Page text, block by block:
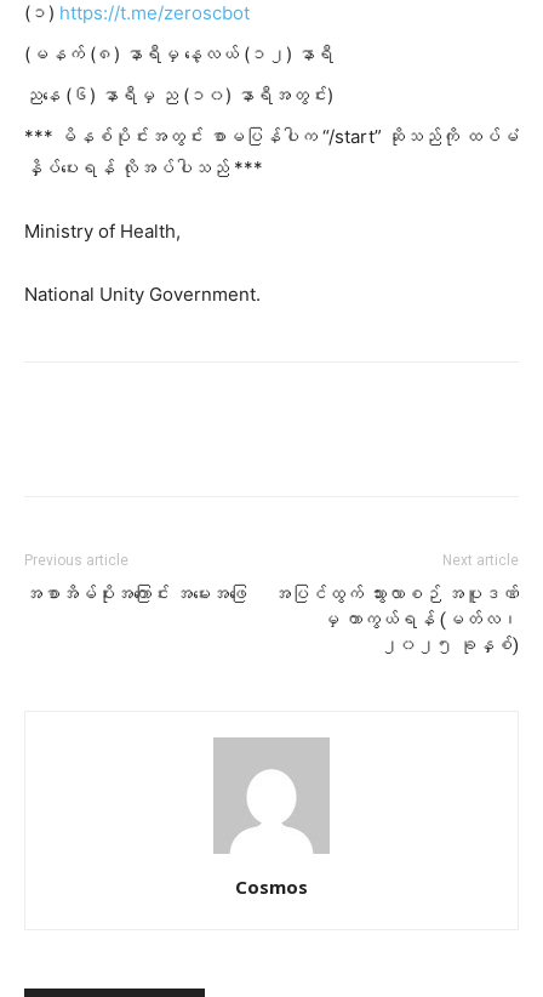
(၁) https://t.me/zeroscbot
(မနက် (၈) နာရီမှ နေ့လယ် (၁၂) နာရီ
ညနေ (၆) နာရီမှ ည (၁၀) နာရီအတွင်း)
*** မိနစ်ပိုင်းအတွင်း စာမပြန်ပါက “/start” ဆိုသည်ကို ထပ်မံ
နှိပ်ပေးရန် လိုအပ်ပါသည် ***
Ministry of Health,
National Unity Government.
Previous article
အစာအိမ်ပိုးအကြောင်း အမေးအဖြေ
Next article
အပြင်ထွက် သွားလာစဉ် အပူဒဏ်
မှ ကာကွယ်ရန် (မတ်လ၊
၂၀၂၅ ခုနှစ်)
Cosmos